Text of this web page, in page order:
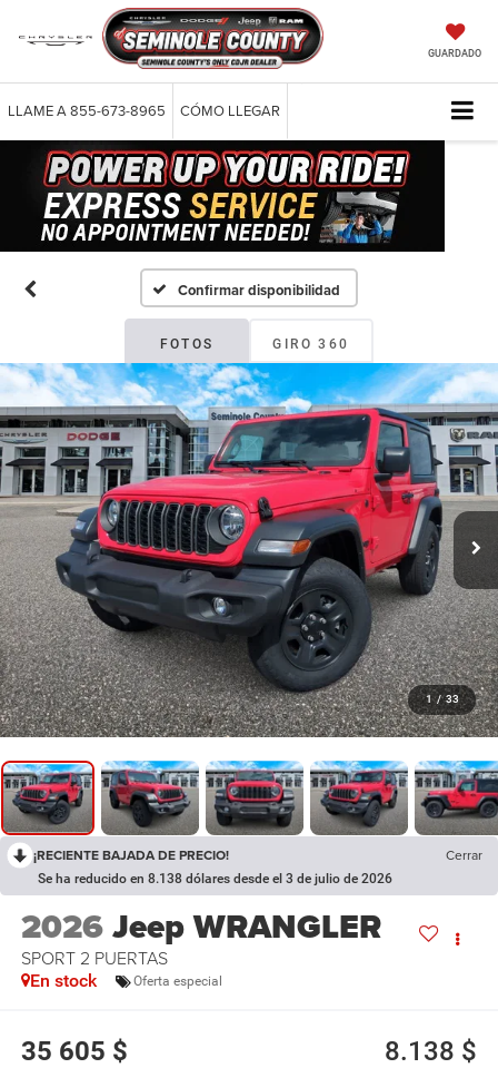
GUARDADO
LLAME A855-673-8965 CÓMO LLEGAR
Confirmar disponibilidad
FOTOS GIRO 360
1 / 33
¡RECIENTE BAJADA DE PRECIO! Cerrar
Se ha reducido en 8.138 dólares desde el 3 de julio de 2026
2026Jeep WRANGLER
SPORT 2 PUERTAS
En stock Oferta especial
35 605 $ 8.138 $